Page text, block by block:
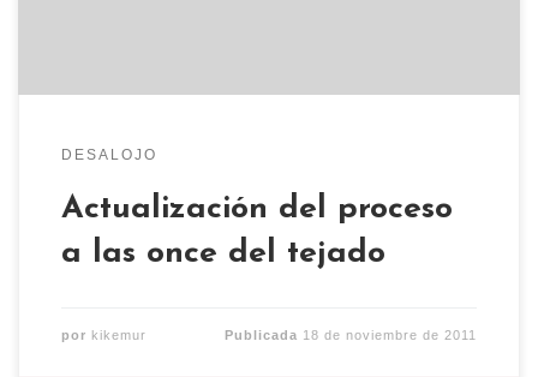
DESALOJO
Actualización del proceso
a las once del tejado
por kikemur Publicada 18 de noviembre de 2011